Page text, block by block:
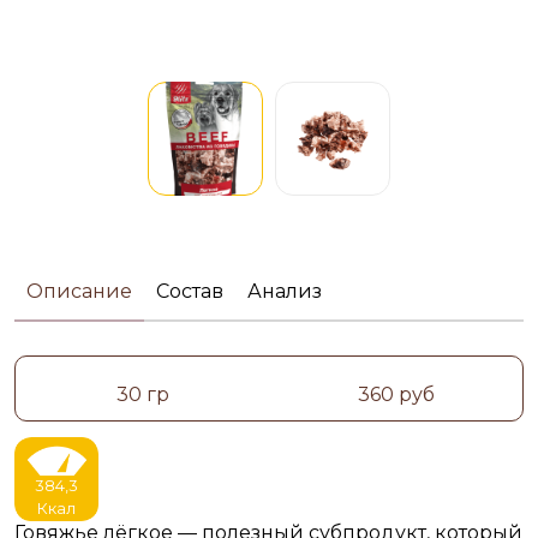
Описание Состав Анализ
30 гр 360 руб
384,3
Ккал
Говяжье лёгкое — полезный субпродукт, который